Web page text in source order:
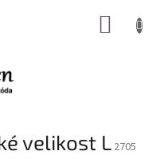
velikost L2705